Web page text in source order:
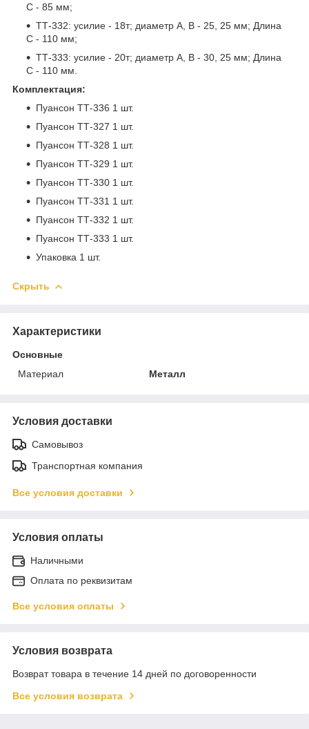
С - 85 мм;
ТТ-332: усилие - 18т; диаметр А, В - 25, 25 мм; Длина
С - 110 мм;
ТТ-333: усилие - 20т; диаметр А, В - 30, 25 мм; Длина
С - 110 мм.
Комплектация:
Пуансон ТТ-336 1 шт.
Пуансон ТТ-327 1 шт.
Пуансон ТТ-328 1 шт.
Пуансон ТТ-329 1 шт.
Пуансон ТТ-330 1 шт.
Пуансон ТТ-331 1 шт.
Пуансон ТТ-332 1 шт.
Пуансон ТТ-333 1 шт.
Упаковка 1 шт.
Скрыть
Характеристики
Основные
Материал
Металл
Условия доставки
Самовывоз
Транспортная компания
Все условия доставки
Условия оплаты
Наличными
Оплата по реквизитам
Все условия оплаты
Условия возврата
Возврат товара в течение 14 дней по договоренности
Все условия возврата